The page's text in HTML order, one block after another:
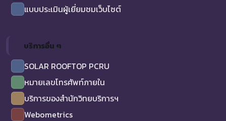
แบบประเมินผู้เยี่ยมชมเว็บไซต์
บริการอื่น ๆ
SOLAR ROOFTOP PCRU
หมายเลขโทรศัพท์ภายใน
บริการของสำนักวิทยบริการฯ
Webometrics